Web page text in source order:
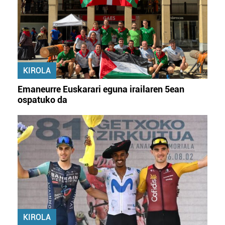
KIROLA
Emaneurre Euskarari eguna irailaren 5ean
ospatuko da
KIROLA